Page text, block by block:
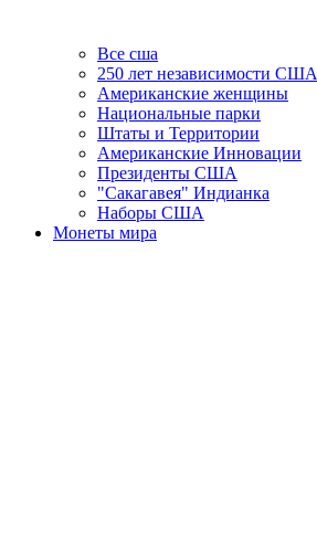
Все сша
250 лет независимости США
Американские женщины
Национальные парки
Штаты и Территории
Американские Инновации
Президенты США
"Сакагавея" Индианка
Наборы США
Монеты мира